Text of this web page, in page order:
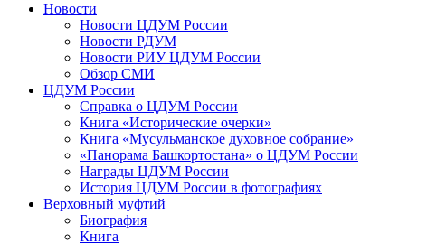
Новости
Новости ЦДУМ России
Новости РДУМ
Новости РИУ ЦДУМ России
Обзор СМИ
ЦДУМ России
Справка о ЦДУМ России
Книга «Исторические очерки»
Книга «Мусульманское духовное собрание»
«Панорама Башкортостана» о ЦДУМ России
Награды ЦДУМ России
История ЦДУМ России в фотографиях
Верховный муфтий
Биография
Книга